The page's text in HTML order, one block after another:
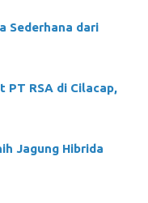
Sederhana dari
PT RSA di Cilacap,
Jagung Hibrida